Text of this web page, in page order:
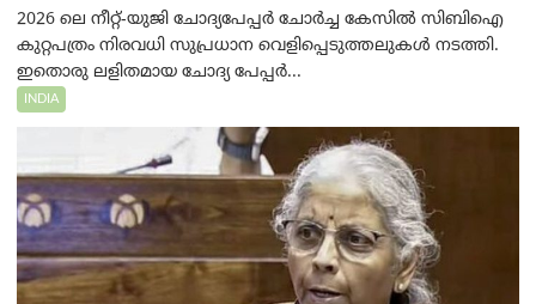
2026 ലെ നീറ്റ്-യുജി ചോദ്യപേപ്പർ ചോർച്ച കേസിൽ സിബിഐ
കുറ്റപത്രം നിരവധി സുപ്രധാന വെളിപ്പെടുത്തലുകൾ നടത്തി.
ഇതൊരു ലളിതമായ ചോദ്യ പേപ്പർ...
INDIA